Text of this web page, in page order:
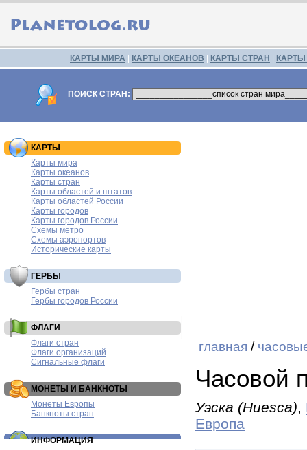
КАРТЫ МИРА КАРТЫ ОКЕАНОВ КАРТЫ СТРАН
ПОИСК СТРАН:
КАРТЫ
Карты мира
Карты океанов
Карты стран
Карты областей и штатов
Карты областей России
Карты городов
Карты городов России
Схемы метро
Схемы аэропортов
Исторические карты
ГЕРБЫ
Гербы стран
Гербы городов России
ФЛАГИ
Флаги стран
Флаги организаций
Сигнальные флаги
МОНЕТЫ И БАНКНОТЫ
Монеты Европы
Банкноты стран
ИНФОРМАЦИЯ
главная /
Часовой
Уэска (Huesca),
Европа